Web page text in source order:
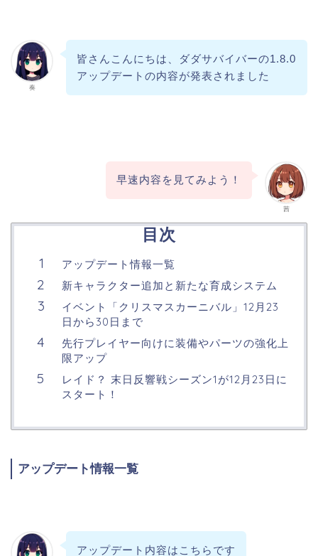
奏
皆さんこんにちは、ダダサバイバーの1.8.0
アップデートの内容が発表されました
茜
早速内容を見てみよう！
目次
アップデート情報一覧
新キャラクター追加と新たな育成システム
イベント「クリスマスカーニバル」12月23
日から30日まで
先行プレイヤー向けに装備やパーツの強化上
限アップ
レイド？ 末日反響戦シーズン1が12月23日に
スタート！
アップデート情報一覧
アップデート内容はこちらです